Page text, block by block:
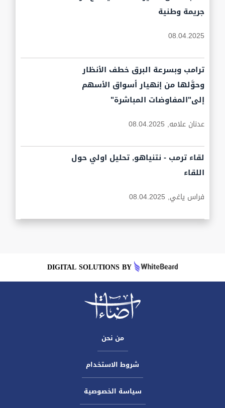
جريمة وطنية
08.04.2025
ترامب وبسرعة البرق خطف الأنظار
وحوَّلها من إنهيار أسواق الأسهم
إلى"المفاوضات المباشرة"
عدنان علامه, 08.04.2025
لقاء ترمب - نتنياهو, تحليل اولي حول
اللقاء
فراس ياغي, 08.04.2025
DIGITAL SOLUTIONS BY
من نحن
شروط الاستخدام
سياسة الخصوصية